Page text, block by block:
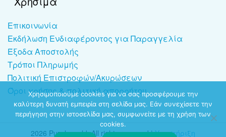
Επικοινωνία
Εκδήλωση Ενδιαφέροντος για Παραγγελία
Έξοδα Αποστολής
Τρόποι Πληρωμής
Πολιτική Επιστροφών/Ακυρώσεων
Όροι χρήσης & πολιτική απορρήτου
2026 Puzzleworld. All rights reserved |Υποστήριξη
Χρησιμοποιούμε cookies για να σας προσφέρουμε την
καλύτερη δυνατή εμπειρία στη σελίδα μας. Εάν συνεχίσετε την
περιήγηση στην ιστοσελίδα μας, συμφωνείτε με τη χρήση των
cookies.